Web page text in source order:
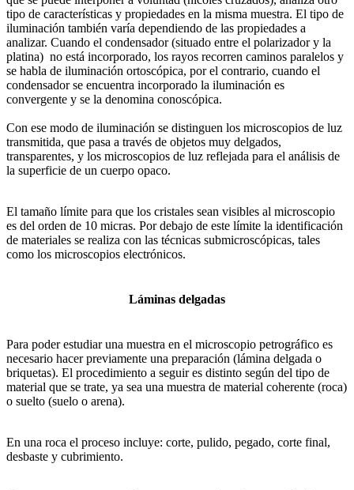
tipo de características y propiedades en la misma muestra. El tipo de
iluminación también varía dependiendo de las propiedades a
analizar. Cuando el condensador (situado entre el polarizador y la
platina) no está incorporado, los rayos recorren caminos paralelos y
se habla de iluminación ortoscópica, por el contrario, cuando el
condensador se encuentra incorporado la iluminación es
convergente y se la denomina conoscópica.
Con ese modo de iluminación se distinguen los microscopios de luz
transmitida, que pasa a través de objetos muy delgados,
transparentes, y los microscopios de luz reflejada para el análisis de
la superficie de un cuerpo opaco.
El tamaño límite para que los cristales sean visibles al microscopio
es del orden de 10 micras. Por debajo de este límite la identificación
de materiales se realiza con las técnicas submicroscópicas, tales
como los microscopios electrónicos.
Láminas delgadas
Para poder estudiar una muestra en el microscopio petrográfico es
necesario hacer previamente una preparación (lámina delgada o
briquetas). El procedimiento a seguir es distinto según del tipo de
material que se trate, ya sea una muestra de material coherente (roca)
o suelto (suelo o arena).
En una roca el proceso incluye: corte, pulido, pegado, corte final,
desbaste y cubrimiento.